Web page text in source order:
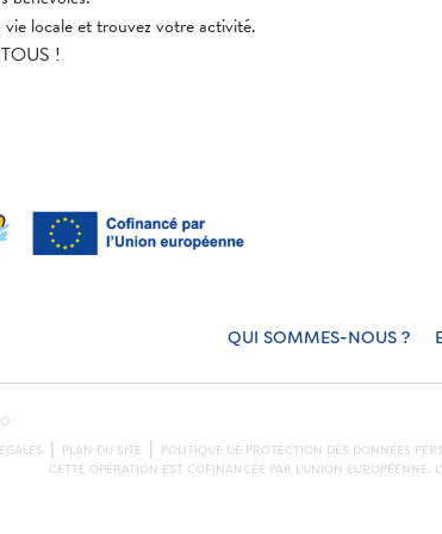
vie locale et trouvez votre activité.
!
QUI SOMMES-NOUS ?
PLAN DU SITE POLITIQUE DE PROTECTION DES DONNÉES
CETTE OPÉRATION EST COFINANCÉE PAR L’UNION